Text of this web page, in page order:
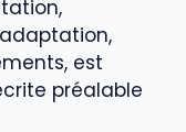
est
préalable